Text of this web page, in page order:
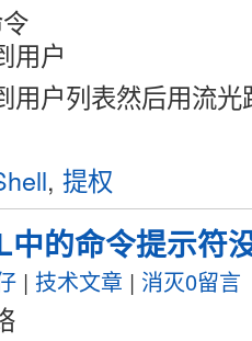
用户
用户列表然后用流光
, 提权
的命令提示符
| 技术文章 | 消灭0留言